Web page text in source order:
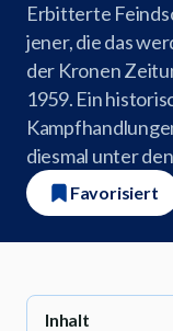
Erbitterte
jener, die das
der Kronen
1959. Ein
diesmal unter
Favorisiert
Inhalt